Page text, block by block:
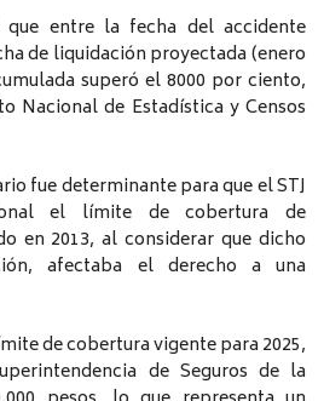
que entre la fecha del accidente
de liquidación proyectada (enero
superó el 8000 por ciento,
Nacional de Estadística y Censos
fue determinante para que el STJ
el límite de cobertura de
en 2013, al considerar que dicho
afectaba el derecho a una
de cobertura vigente para 2025,
de Seguros de la